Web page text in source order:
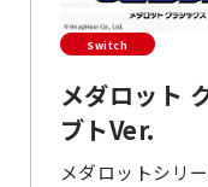
Switch
メダロット
ブトVer.
メダロットシリ